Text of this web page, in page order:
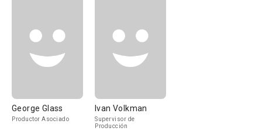
George Glass
Productor Asociado
Ivan Volkman
Supervisor de
Producción